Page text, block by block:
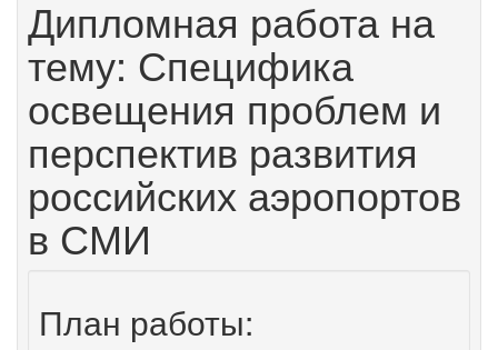
Дипломная работа на
тему: Специфика
освещения проблем и
перспектив развития
российских аэропортов
в СМИ
План работы: